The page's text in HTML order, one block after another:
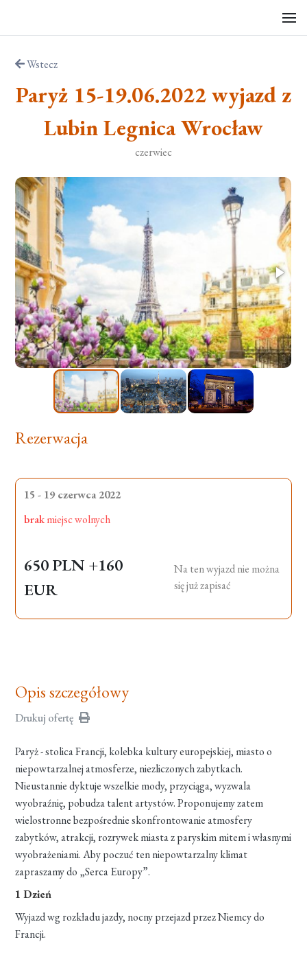
Wstecz
Paryż 15-19.06.2022 wyjazd z
Lubin Legnica Wrocław
czerwiec
Rezerwacja
15 - 19 czerwca 2022
brakmiejsc wolnych
650 PLN +160
EUR
Na ten wyjazd nie można
się już zapisać
Opis szczegółowy
Drukuj ofertę
Paryż - stolica Francji, kolebka kultury europejskiej, miasto o
niepowtarzalnej atmosferze, niezliczonych zabytkach.
Nieustannie dyktuje wszelkie mody, przyciąga, wyzwala
wyobraźnię, pobudza talent artystów. Proponujemy zatem
wielostronne bezpośrednie skonfrontowanie atmosfery
zabytków, atrakcji, rozrywek miasta z paryskim mitem i własnymi
wyobrażeniami. Aby poczuć ten niepowtarzalny klimat
zapraszamy do „Serca Europy”.
1 Dzień
Wyjazd wg rozkładu jazdy, nocny przejazd przez Niemcy do
Francji.